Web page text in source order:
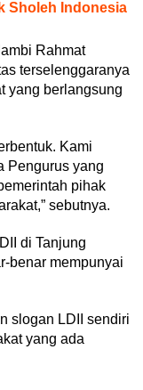
Sholeh Indonesia
Rahmat
terselenggaranya
yang berlangsung
Kami
Pengurus yang
pihak
sebutnya.
di Tanjung
benar mempunyai
slogan LDII sendiri
yang ada